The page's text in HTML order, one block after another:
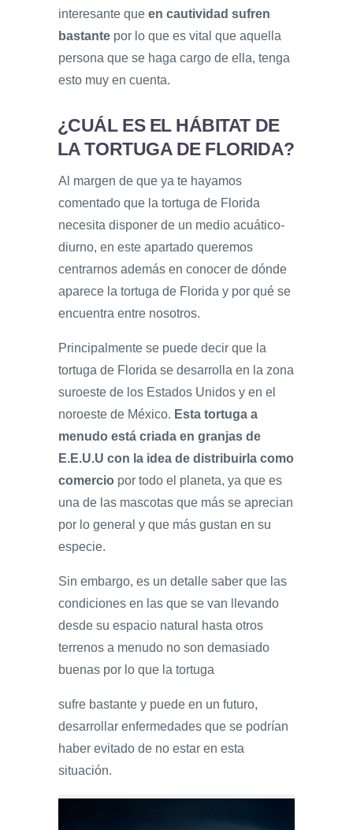
interesante que en cautividad sufren
bastante por lo que es vital que aquella
persona que se haga cargo de ella, tenga
esto muy en cuenta.
¿CUÁL ES EL HÁBITAT DE
LA TORTUGA DE FLORIDA?
Al margen de que ya te hayamos
comentado que la tortuga de Florida
necesita disponer de un medio acuático-
diurno, en este apartado queremos
centrarnos además en conocer de dónde
aparece la tortuga de Florida y por qué se
encuentra entre nosotros.
Principalmente se puede decir que la
tortuga de Florida se desarrolla en la zona
suroeste de los Estados Unidos y en el
noroeste de México. Esta tortuga a
menudo está criada en granjas de
E.E.U.U con la idea de distribuirla como
comercio por todo el planeta, ya que es
una de las mascotas que más se aprecian
por lo general y que más gustan en su
especie.
Sin embargo, es un detalle saber que las
condiciones en las que se van llevando
desde su espacio natural hasta otros
terrenos a menudo no son demasiado
buenas por lo que la tortuga
sufre bastante y puede en un futuro,
desarrollar enfermedades que se podrían
haber evitado de no estar en esta
situación.